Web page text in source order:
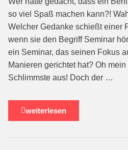
so viel Spaß machen kann?!
Welcher Gedanke schießt einer
wenn sie den Begriff Se­minar
ein Seminar, das seinen Fokus
Manieren gerichtet hat? Oh
Schlimmste aus! Doch der …
weiterlesen